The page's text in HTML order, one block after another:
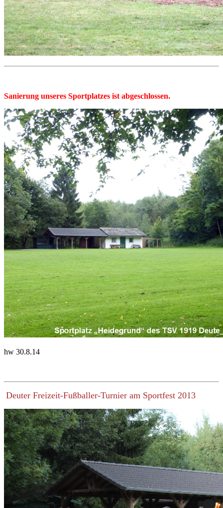
Sanierung unseres Sportplatzes ist abgeschlossen.
hw 30.8.14
Deuter Freizeit-Fußballer-Turnier am Sportfest 2013